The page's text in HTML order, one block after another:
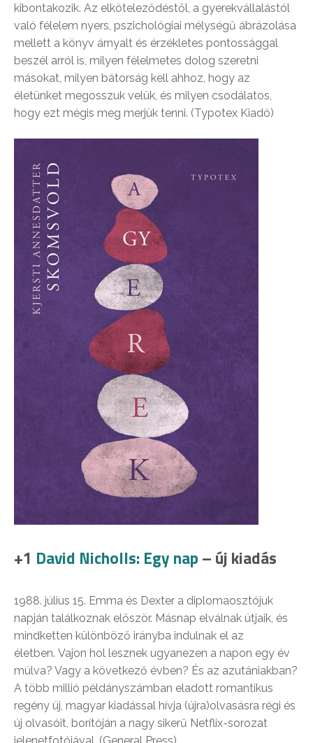
kibontakozik. Az elköteleződéstől, a gyerekvállalástól
való félelem nyers, pszichológiai mélységű ábrázolása
mellett a könyv árnyalt és érzékletes pontossággal
beszél arról is, milyen félelmetes dolog szeretni
másokat, milyen bátorság kell ahhoz, hogy az
életünket megosszuk velük, és milyen csodálatos,
hogy ezt mégis meg merjük tenni. (Typotex Kiadó)
+1 David Nicholls: Egy nap– új kiadás
1988. július 15. Emma és Dexter a diplomaosztójuk
napján találkoznak először. Másnap elválnak útjaik, és
mindketten különböző irányba indulnak el az
életben. Vajon hol lesznek ugyanezen a napon egy év
múlva? Vagy a következő évben? És az azutániakban?
A több millió példányszámban eladott romantikus
regény új, magyar kiadással hívja (újra)olvasásra régi és
új olvasóit, borítóján a nagy sikerű Netflix-sorozat